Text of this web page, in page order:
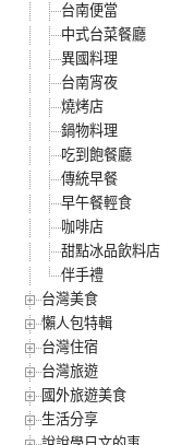
台南便當
中式台菜餐廳
異國料理
台南宵夜
燒烤店
鍋物料理
吃到飽餐廳
傳統早餐
早午餐輕食
咖啡店
甜點冰品飲料店
伴手禮
台灣美食
懶人包特輯
台灣住宿
台灣旅遊
國外旅遊美食
生活分享